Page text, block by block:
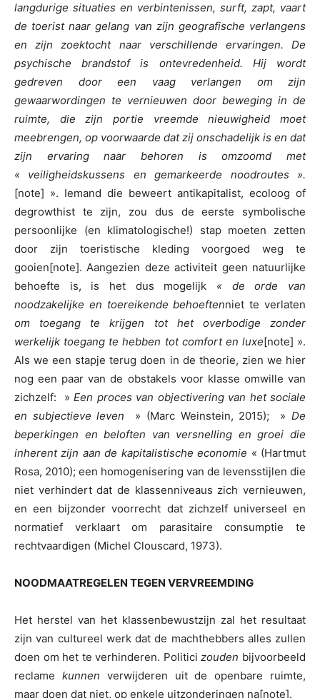
langdurige situaties en verbintenissen, surft, zapt, vaart
de toerist naar gelang van zijn geografische verlangens
en zijn zoektocht naar verschillende ervaringen. De
psychische brandstof is ontevredenheid. Hij wordt
gedreven door een vaag verlangen om zijn
gewaarwordingen te vernieuwen door beweging in de
ruimte, die zijn portie vreemde nieuwigheid moet
meebrengen, op voorwaarde dat zij onschadelijk is en dat
zijn ervaring naar behoren is omzoomd met
« veiligheidskussens en gemarkeerde noodroutes ».
[note] ». Iemand die beweert antikapitalist, ecoloog of
degrowthist te zijn, zou dus de eerste symbolische
persoonlijke (en klimatologische!) stap moeten zetten
door zijn toeristische kleding voorgoed weg te
gooien[note]. Aangezien deze activiteit geen natuurlijke
behoefte is, is het dus mogelijk « de orde van
noodzakelijke en toereikende behoeftenniet te verlaten
om toegang te krijgen tot het overbodige zonder
werkelijk toegang te hebben tot comfort en luxe[note] ».
Als we een stapje terug doen in de theorie, zien we hier
nog een paar van de obstakels voor klasse omwille van
zichzelf: »Een proces van objectivering van het sociale
en subjectieve leven
» (Marc Weinstein, 2015); »De
beperkingen en beloften van versnelling en groei die
inherent zijn aan de kapitalistische economie « (Hartmut
Rosa, 2010); een homogenisering van de levensstijlen die
niet verhindert dat de klassenniveaus zich vernieuwen,
en een bijzonder voorrecht dat zichzelf universeel en
normatief verklaart om parasitaire consumptie te
rechtvaardigen (Michel Clouscard, 1973).
NOODMAATREGELEN TEGEN VERVREEMDING
Het herstel van het klassenbewustzijn zal het resultaat
zijn van cultureel werk dat de machthebbers alles zullen
doen om het te verhinderen. Politicizouden bijvoorbeeld
reclame kunnen verwijderen uit de openbare ruimte,
maar doen dat niet, op enkele uitzonderingen na[note].